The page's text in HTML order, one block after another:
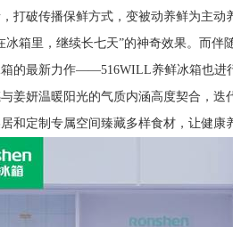
打破传播保鲜方式，变被动养鲜为主动
冰箱里，继续长七天”的神奇效果。而伴
的最新力作——516WILL养鲜冰箱也进
姜妍温暖阳光的气质内涵高度契合，
和定制专属空间臻藏多样食材，让健康